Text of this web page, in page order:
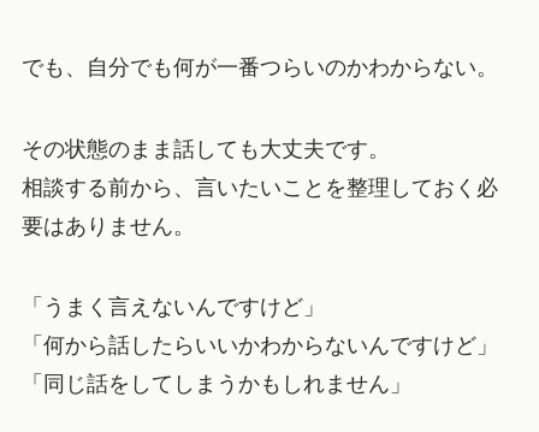
でも、自分でも何が一番つらいのかわからない。
その状態のまま話しても大丈夫です。
相談する前から、言いたいことを整理しておく必
要はありません。
「うまく言えないんですけど」
「何から話したらいいかわからないんですけど」
「同じ話をしてしまうかもしれません」